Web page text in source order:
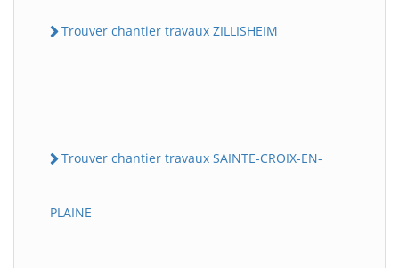
Trouver chantier travaux ZILLISHEIM
Trouver chantier travaux SAINTE-CROIX-EN-
PLAINE